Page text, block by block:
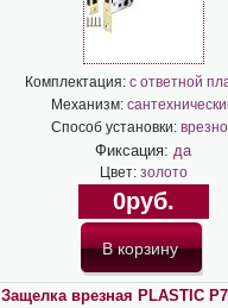
Комплектация: с ответной
Механизм:
Способ установки:
Фиксация: да
Цвет: золото
0руб.
Защелка врезная PLASTIC